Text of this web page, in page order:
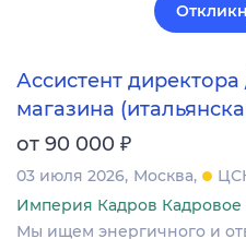
Ассистент
магазина
от 90 000 ₽
03 июля 2026 Москва
Империя Кадров Кадровое
Мы ищем энергичного и